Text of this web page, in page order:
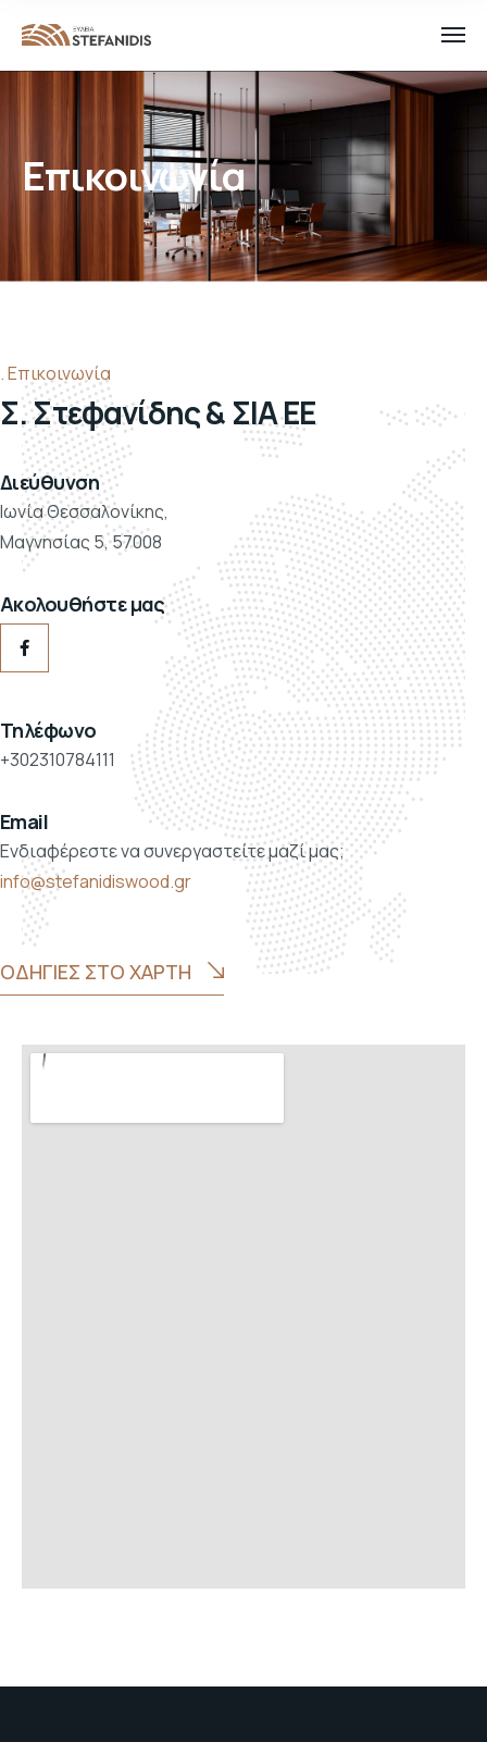
Επικοινωνία
Επικοινωνία
Σ. Στεφανίδης & ΣΙΑ ΕΕ
Διεύθυνση
Ιωνία Θεσσαλονίκης,
Μαγνησίας 5, 57008
Ακολουθήστε μας
Τηλέφωνο
+302310784111
Email
Ενδιαφέρεστε να συνεργαστείτε μαζί μας;
info@stefanidiswood.gr
ΟΔΗΓΙΕΣ ΣΤΟ ΧΑΡΤΗ